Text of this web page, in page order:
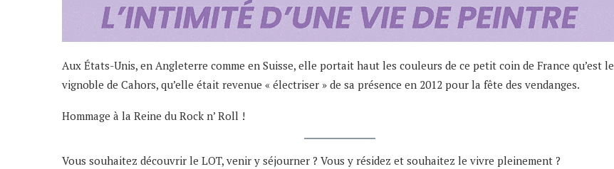
Aux États-Unis, en Angleterre comme en Suisse, elle portait haut les couleurs de ce petit coin de France qu’est le
vignoble de Cahors, qu’elle était revenue « électriser » de sa présence en 2012 pour la fête des vendanges.
Hommage à la Reine du Rock n’ Roll !
Vous souhaitez découvrir le LOT, venir y séjourner ? Vous y résidez et souhaitez le vivre pleinement ?